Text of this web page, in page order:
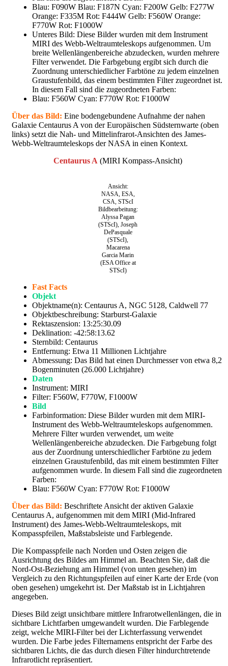
Blau: F090W Blau: F187N Cyan: F200W Gelb: F277W
Orange: F335M Rot: F444W Gelb: F560W Orange:
F770W Rot: F1000W
Unteres Bild: Diese Bilder wurden mit dem Instrument
MIRI des Webb-Weltraumteleskops aufgenommen. Um
breite Wellenlängenbereiche abzudecken, wurden mehrere
Filter verwendet. Die Farbgebung ergibt sich durch die
Zuordnung unterschiedlicher Farbtöne zu jedem einzelnen
Graustufenbild, das einem bestimmten Filter zugeordnet ist.
In diesem Fall sind die zugeordneten Farben:
Blau: F560W Cyan: F770W Rot: F1000W
Über das Bild: Eine bodengebundene Aufnahme der nahen
Galaxie Centaurus A von der Europäischen Südsternwarte (oben
links) setzt die Nah- und Mittelinfrarot-Ansichten des James-
Webb-Weltraumteleskops der NASA in einen Kontext.
Centaurus A (MIRI Kompass-Ansicht)
Ansicht:
NASA, ESA,
CSA, STScI
Bildbearbeitung:
Alyssa Pagan
(STScI), Joseph
DePasquale
(STScI),
Macarena
Garcia Marin
(ESA Office at
STScI)
Fast Facts
Objekt
Objektname(n): Centaurus A, NGC 5128, Caldwell 77
Objektbeschreibung: Starburst-Galaxie
Rektaszension: 13:25:30.09
Deklination: -42:58:13.62
Sternbild: Centaurus
Entfernung: Etwa 11 Millionen Lichtjahre
Abmessung: Das Bild hat einen Durchmesser von etwa 8,2
Bogenminuten (26.000 Lichtjahre)
Daten
Instrument: MIRI
Filter: F560W, F770W, F1000W
Bild
Farbinformation: Diese Bilder wurden mit dem MIRI-
Instrument des Webb-Weltraumteleskops aufgenommen.
Mehrere Filter wurden verwendet, um weite
Wellenlängenbereiche abzudecken. Die Farbgebung folgt
aus der Zuordnung unterschiedlicher Farbtöne zu jedem
einzelnen Graustufenbild, das mit einem bestimmten Filter
aufgenommen wurde. In diesem Fall sind die zugeordneten
Farben:
Blau: F560W Cyan: F770W Rot: F1000W
Über das Bild: Beschriftete Ansicht der aktiven Galaxie
Centaurus A, aufgenommen mit dem MIRI (Mid-Infrared
Instrument) des James-Webb-Weltraumteleskops, mit
Kompasspfeilen, Maßstabsleiste und Farblegende.
Die Kompasspfeile nach Norden und Osten zeigen die
Ausrichtung des Bildes am Himmel an. Beachten Sie, daß die
Nord-Ost-Beziehung am Himmel (von unten gesehen) im
Vergleich zu den Richtungspfeilen auf einer Karte der Erde (von
oben gesehen) umgekehrt ist. Der Maßstab ist in Lichtjahren
angegeben.
Dieses Bild zeigt unsichtbare mittlere Infrarotwellenlängen, die in
sichtbare Lichtfarben umgewandelt wurden. Die Farblegende
zeigt, welche MIRI-Filter bei der Lichterfassung verwendet
wurden. Die Farbe jedes Filternamens entspricht der Farbe des
sichtbaren Lichts, die das durch diesen Filter hindurchtretende
Infrarotlicht repräsentiert.